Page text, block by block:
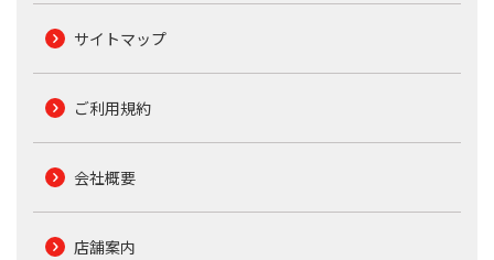
サイトマップ
ご利用規約
会社概要
店舗案内